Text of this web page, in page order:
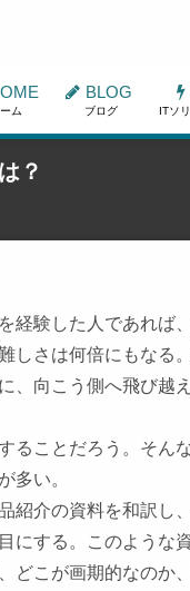
ム
BLOG
ブログ ITソ
？
験した人であれば
しさは何倍にもなる
、向こう側へ飛び越
る ことだろう。そん
多い。
介の資料を和訳し
にする。このような
どこが画期的なのか